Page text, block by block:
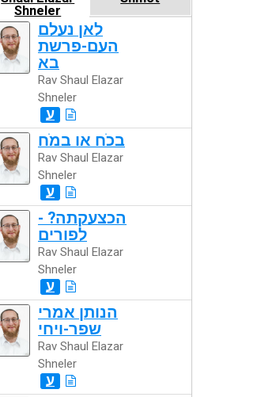
Shneler
לאן נעלם
העם-פרשת
בא
Rav Shaul Elazar
Shneler
ע
בכֹח או במֹח
Rav Shaul Elazar
Shneler
ע
הכצעקתה? -
לפורים
Rav Shaul Elazar
Shneler
ע
הנותן אמרי
שפר-ויחי
Rav Shaul Elazar
Shneler
ע